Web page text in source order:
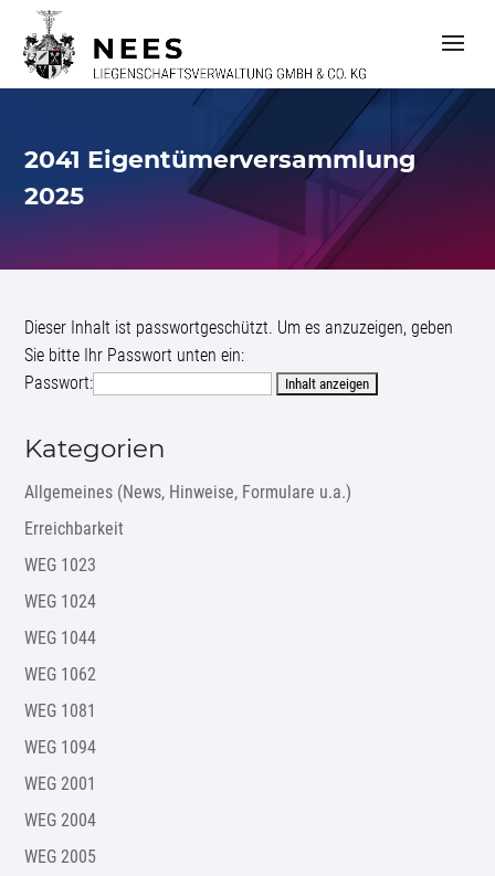
t
2041 Eigentümerversammlung
2025
Kategorien
Allgemeines (News, Hinweise, Formulare u.a.)
Erreichbarkeit
WEG 1023
WEG 1024
WEG 1044
WEG 1062
WEG 1081
WEG 1094
WEG 2001
WEG 2004
WEG 2005
Dieser Inhalt ist passwortgeschützt. Um es anzuzeigen, geben
Sie bitte Ihr Passwort unten ein:
Passwort: